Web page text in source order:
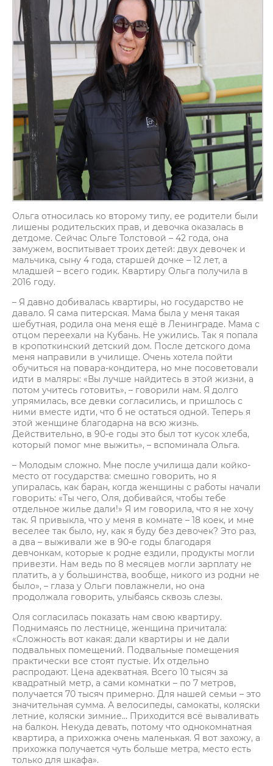
Ольга относилась ко второму типу, ее родители были
лишены родительских прав, и девочка оказалась в
детдоме. Сейчас Ольге Толстовой – 42 года, она
замужем, воспитывает троих детей: двух девочек и
мальчика, сыну 4 года, старшей дочке – 12 лет, а
младшей – всего годик. Квартиру Ольга получила в
2016 году.
– Я давно добивалась квартиры, но государство не
давало. Я сама питерская. Мама была у меня такая
шебутная, родила она меня ещё в Ленинграде. Мама с
отцом переехали на Кубань. Не ужились. Так я попала
в кропоткинский детский дом. После детского дома
меня направили в училище. Очень хотела пойти
обучиться на повара-кондитера, но мне посоветовали
идти в маляры: «Вы лучше найдитесь в этой жизни, а
потом учитесь готовить», – говорили нам. Я долго
упрямилась, все девки согласились, и пришлось с
ними вместе идти, что б не остаться одной. Теперь я
этой женщине благодарна на всю жизнь.
Действительно, в 90-е годы это был тот кусок хлеба,
который помог мне выжить», – вспоминала Ольга.
– Молодым сложно. Мне после училища дали койко-
место от государства: смешно говорить, но я
упиралась, как баран, когда женщины с работы начали
говорить: «Ты чего, Оля, добивайся, чтобы тебе
отдельное жилье дали!» Я им говорила, что я не хочу
так. Я привыкла, что у меня в комнате – 18 коек, и мне
веселее так было, ну, как я буду без девочек? Это раз,
а два – выживали же в 90-е годы благодаря
девчонкам, которые к родне ездили, продукты могли
привезти. Нам ведь по 8 месяцев могли зарплату не
платить, а у большинства, вообще, никого из родни не
было», – глаза у Ольги повлажнели, но она
продолжала говорить, улыбаясь сквозь слезы.
Оля согласилась показать нам свою квартиру.
Поднимаясь по лестнице, женщина причитала:
«Сложность вот какая: дали квартиры и не дали
подвальных помещений. Подвальные помещения
практически все стоят пустые. Их отдельно
распродают. Цена адекватная. Всего 10 тысяч за
квадратный метр, а сами комнатки – по 7 метров,
получается 70 тысяч примерно. Для нашей семьи – это
значительная сумма. А велосипеды, самокаты, коляски
летние, коляски зимние… Приходится всё вываливать
на балкон. Некуда девать, потому что однокомнатная
квартира, а прихожка очень маленькая. Я вот захожу, а
прихожка получается чуть больше метра, место есть
только для шкафа».